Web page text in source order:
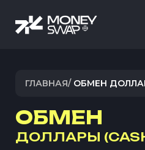
ГЛАВНАЯ/ ОБМЕН
ОБМЕН
ДОЛЛАРЫ